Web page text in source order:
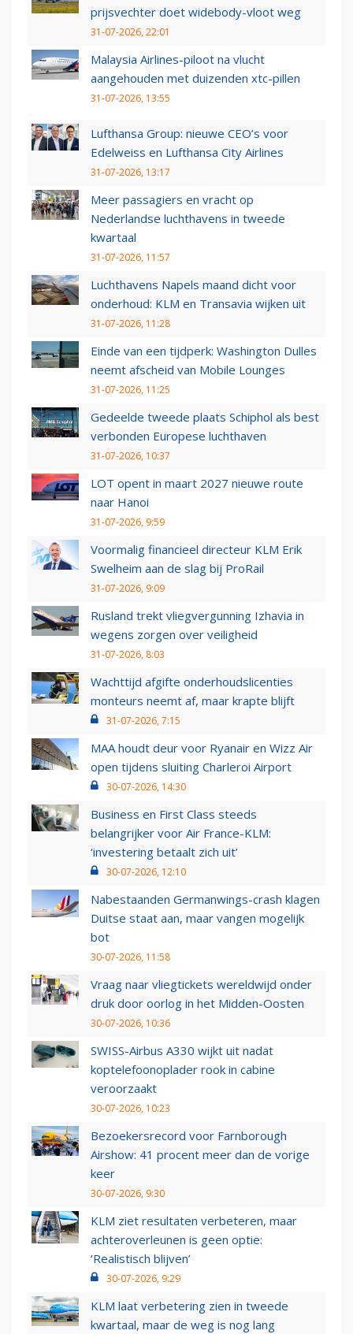
prijsvechter doet widebody-vloot weg
31-07-2026, 22:01
Malaysia Airlines-piloot na vlucht
aangehouden met duizenden xtc-pillen
31-07-2026, 13:55
Lufthansa Group: nieuwe CEO’s voor
Edelweiss en Lufthansa City Airlines
31-07-2026, 13:17
Meer passagiers en vracht op
Nederlandse luchthavens in tweede
kwartaal
31-07-2026, 11:57
Luchthavens Napels maand dicht voor
onderhoud: KLM en Transavia wijken uit
31-07-2026, 11:28
Einde van een tijdperk: Washington Dulles
neemt afscheid van Mobile Lounges
31-07-2026, 11:25
Gedeelde tweede plaats Schiphol als best
verbonden Europese luchthaven
31-07-2026, 10:37
LOT opent in maart 2027 nieuwe route
naar Hanoi
31-07-2026, 9:59
Voormalig financieel directeur KLM Erik
Swelheim aan de slag bij ProRail
31-07-2026, 9:09
Rusland trekt vliegvergunning Izhavia in
wegens zorgen over veiligheid
31-07-2026, 8:03
Wachttijd afgifte onderhoudslicenties
monteurs neemt af, maar krapte blijft
31-07-2026, 7:15
MAA houdt deur voor Ryanair en Wizz Air
open tijdens sluiting Charleroi Airport
30-07-2026, 14:30
Business en First Class steeds
belangrijker voor Air France-KLM:
‘investering betaalt zich uit’
30-07-2026, 12:10
Nabestaanden Germanwings-crash klagen
Duitse staat aan, maar vangen mogelijk
bot
30-07-2026, 11:58
Vraag naar vliegtickets wereldwijd onder
druk door oorlog in het Midden-Oosten
30-07-2026, 10:36
SWISS-Airbus A330 wijkt uit nadat
koptelefoonoplader rook in cabine
veroorzaakt
30-07-2026, 10:23
Bezoekersrecord voor Farnborough
Airshow: 41 procent meer dan de vorige
keer
30-07-2026, 9:30
KLM ziet resultaten verbeteren, maar
achteroverleunen is geen optie:
‘Realistisch blijven’
30-07-2026, 9:29
KLM laat verbetering zien in tweede
kwartaal, maar de weg is nog lang